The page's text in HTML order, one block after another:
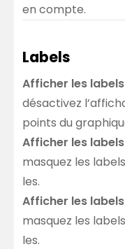
en compte.
Labels
Afficher les
désactivez
points du
Afficher les labels
masquez les
les.
Afficher les labels
masquez les
les.